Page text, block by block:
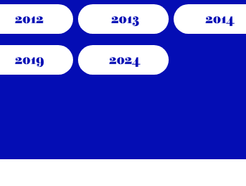
2012 2013 2014
2019 2024